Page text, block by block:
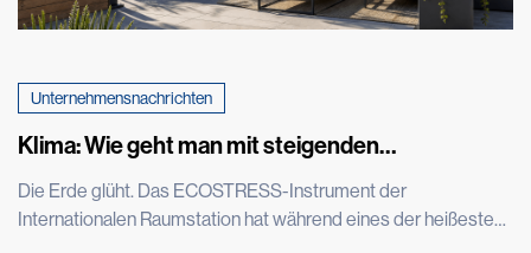
Unternehmensnachrichten
Klima: Wie geht man mit steigenden
Die Erde glüht. Das ECOSTRESS-Instrument der
Internationalen Raumstation hat während eines der heißesten